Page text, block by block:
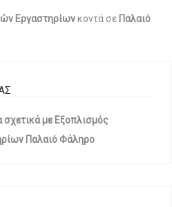
Εργαστηρίωνκοντά σε Παλαιό
με Εξοπλισμός
Παλαιό Φάληρο